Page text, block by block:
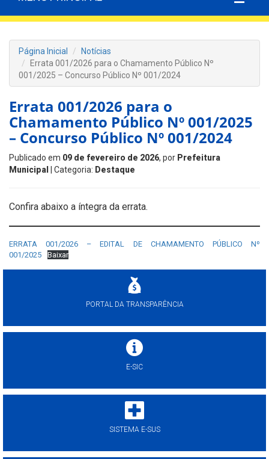
Página Inicial
Notícias
Errata 001/2026 para o Chamamento Público Nº
001/2025 – Concurso Público Nº 001/2024
Errata 001/2026 para o
Chamamento Público Nº 001/2025
– Concurso Público Nº 001/2024
Publicado em 09 de fevereiro de 2026, por Prefeitura
Municipal
| Categoria: Destaque
Confira abaixo a íntegra da errata.
ERRATA 001/2026 – EDITAL DE CHAMAMENTO PÚBLICO Nº
001/2025
Baixar
PORTAL DA TRANSPARÊNCIA
E-SIC
SISTEMA E-SUS